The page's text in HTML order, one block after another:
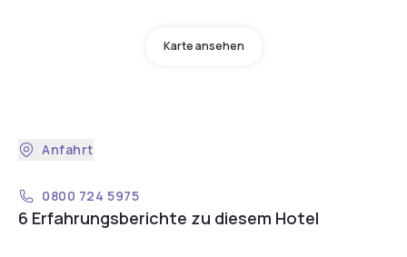
Karte ansehen
Anfahrt
0800 724 5975
6 Erfahrungsberichte zu diesem Hotel